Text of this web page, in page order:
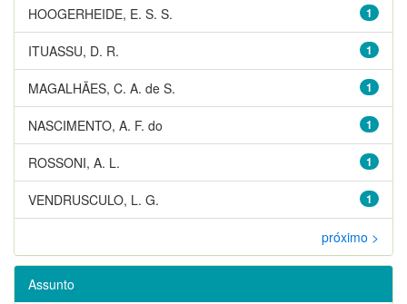
1
HOOGERHEIDE, E. S. S.
1
ITUASSU, D. R.
1
MAGALHÃES, C. A. de S.
1
NASCIMENTO, A. F. do
1
ROSSONI, A. L.
1
VENDRUSCULO, L. G.
próximo >
Assunto